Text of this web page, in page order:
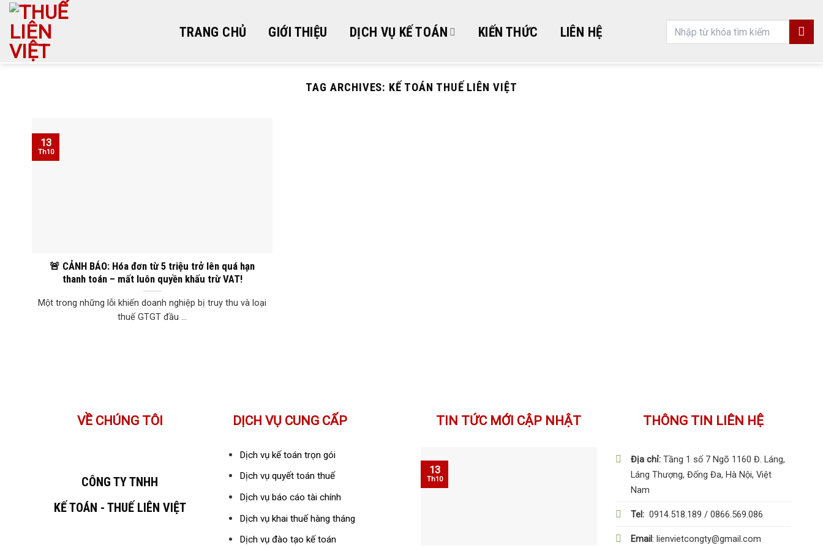
TRANG CHỦ GIỚI THIỆU DỊCH VỤ KẾ TOÁN KIẾN THỨC LIÊN HỆ
Search
TAG ARCHIVES: KẾ TOÁN THUẾ LIÊN VIỆT
🚨 CẢNH BÁO: Hóa đơn từ 5 triệu trở lên quá hạn
thanh toán – mất luôn quyền khấu trừ VAT!
Một trong những lỗi khiến doanh nghiệp bị truy thu và loại
thuế GTGT đầu ...
13
Th10
VỀ CHÚNG TÔI
CÔNG TY TNHH
KẾ TOÁN - THUẾ LIÊN VIỆT
DỊCH VỤ CUNG CẤP
Dịch vụ kế toán trọn gói
Dịch vụ quyết toán thuế
Dịch vụ báo cáo tài chính
Dịch vụ khai thuế hàng tháng
Dịch vụ đào tạo kế toán
TIN TỨC MỚI CẬP NHẬT
13
Th10
09
Th10
THÔNG TIN LIÊN HỆ
Địa chỉ:Tầng 1 số 7 Ngõ 1160 Đ. Láng,
Láng Thượng, Đống Đa, Hà Nội, Việt
Nam
Tel: 0914.518.189 / 0866.569.086
Email: lienvietcongty@gmail.com